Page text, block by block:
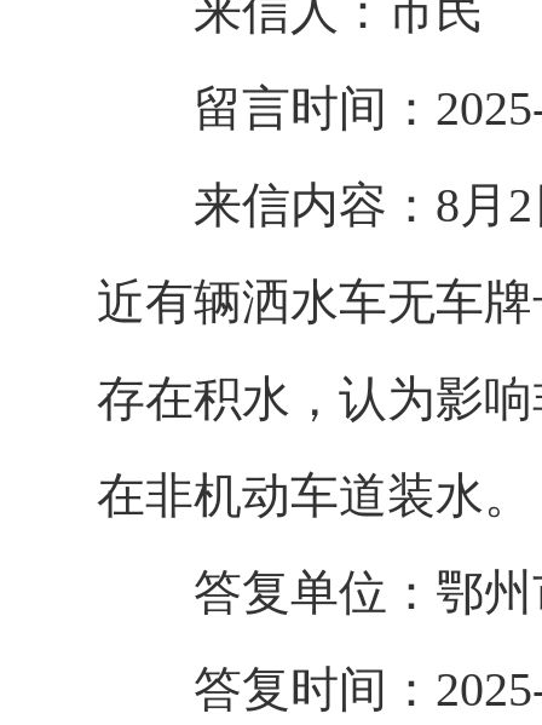
来信人：市民
留言时间：
来信内容： 8月
近有辆洒水车无车
存在积水，认为影
在非机动车道装水。
答复单位： 鄂
答复时间：